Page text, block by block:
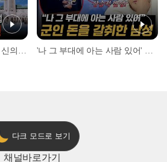
다크 모드로 보기
채널바로가기